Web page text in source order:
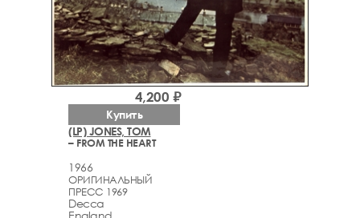
(LP) JONES, TOM
– FROM THE HEART
1966
ОРИГИНАЛЬНЫЙ
ПРЕСС 1969
Decca
4,200 ₽
Купить